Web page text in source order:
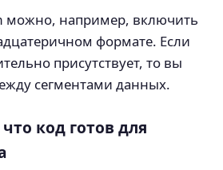
можно, например, включить
формате. Если
присутствует, то вы
сегментами данных.
код готов для